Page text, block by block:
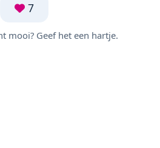
7
mooi? Geef het een hartje.